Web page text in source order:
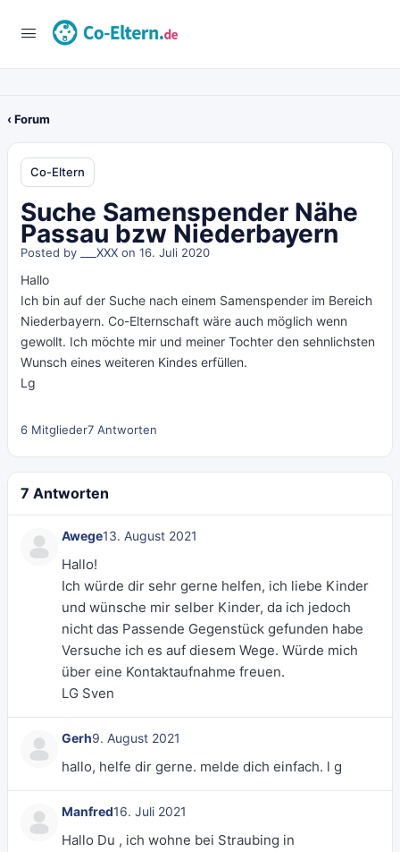
‹ Forum
Co-Eltern
Suche Samenspender Nähe
Passau bzw Niederbayern
Posted by ___XXX on 16. Juli 2020
Hallo
Ich bin auf der Suche nach einem Samenspender im Bereich
Niederbayern. Co-Elternschaft wäre auch möglich wenn
gewollt. Ich möchte mir und meiner Tochter den sehnlichsten
Wunsch eines weiteren Kindes erfüllen.
Lg
6 Mitglieder7 Antworten
7 Antworten
Awege13. August 2021
Hallo!
Ich würde dir sehr gerne helfen, ich liebe Kinder
und wünsche mir selber Kinder, da ich jedoch
nicht das Passende Gegenstück gefunden habe
Versuche ich es auf diesem Wege. Würde mich
über eine Kontaktaufnahme freuen.
LG Sven
Gerh9. August 2021
hallo, helfe dir gerne. melde dich einfach. l g
Manfred16. Juli 2021
Hallo Du , ich wohne bei Straubing in